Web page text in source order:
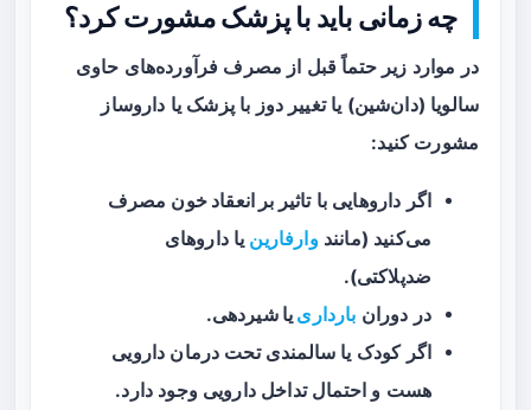
چه زمانی باید با پزشک مشورت کرد؟
در موارد زیر حتماً قبل از مصرف فرآورده‌های حاوی
سالویا (دان‌شین) یا تغییر دوز با پزشک یا داروساز
مشورت کنید:
اگر داروهایی باتاثیر بر انعقاد خون مصرف
می‌کنید (مانندوارفارین یا داروهای
ضدپلاکتی).
در دوران بارداری یا شیردهی.
اگر کودک یا سالمندی تحت درمان دارویی
هست و احتمال تداخل دارویی وجود دارد.